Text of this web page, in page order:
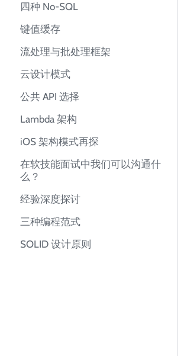
四种 No-SQL
键值缓存
流处理与批处理框架
云设计模式
公共 API 选择
Lambda 架构
iOS 架构模式再探
在软技能面试中我们可以沟通什
么？
经验深度探讨
三种编程范式
SOLID 设计原则